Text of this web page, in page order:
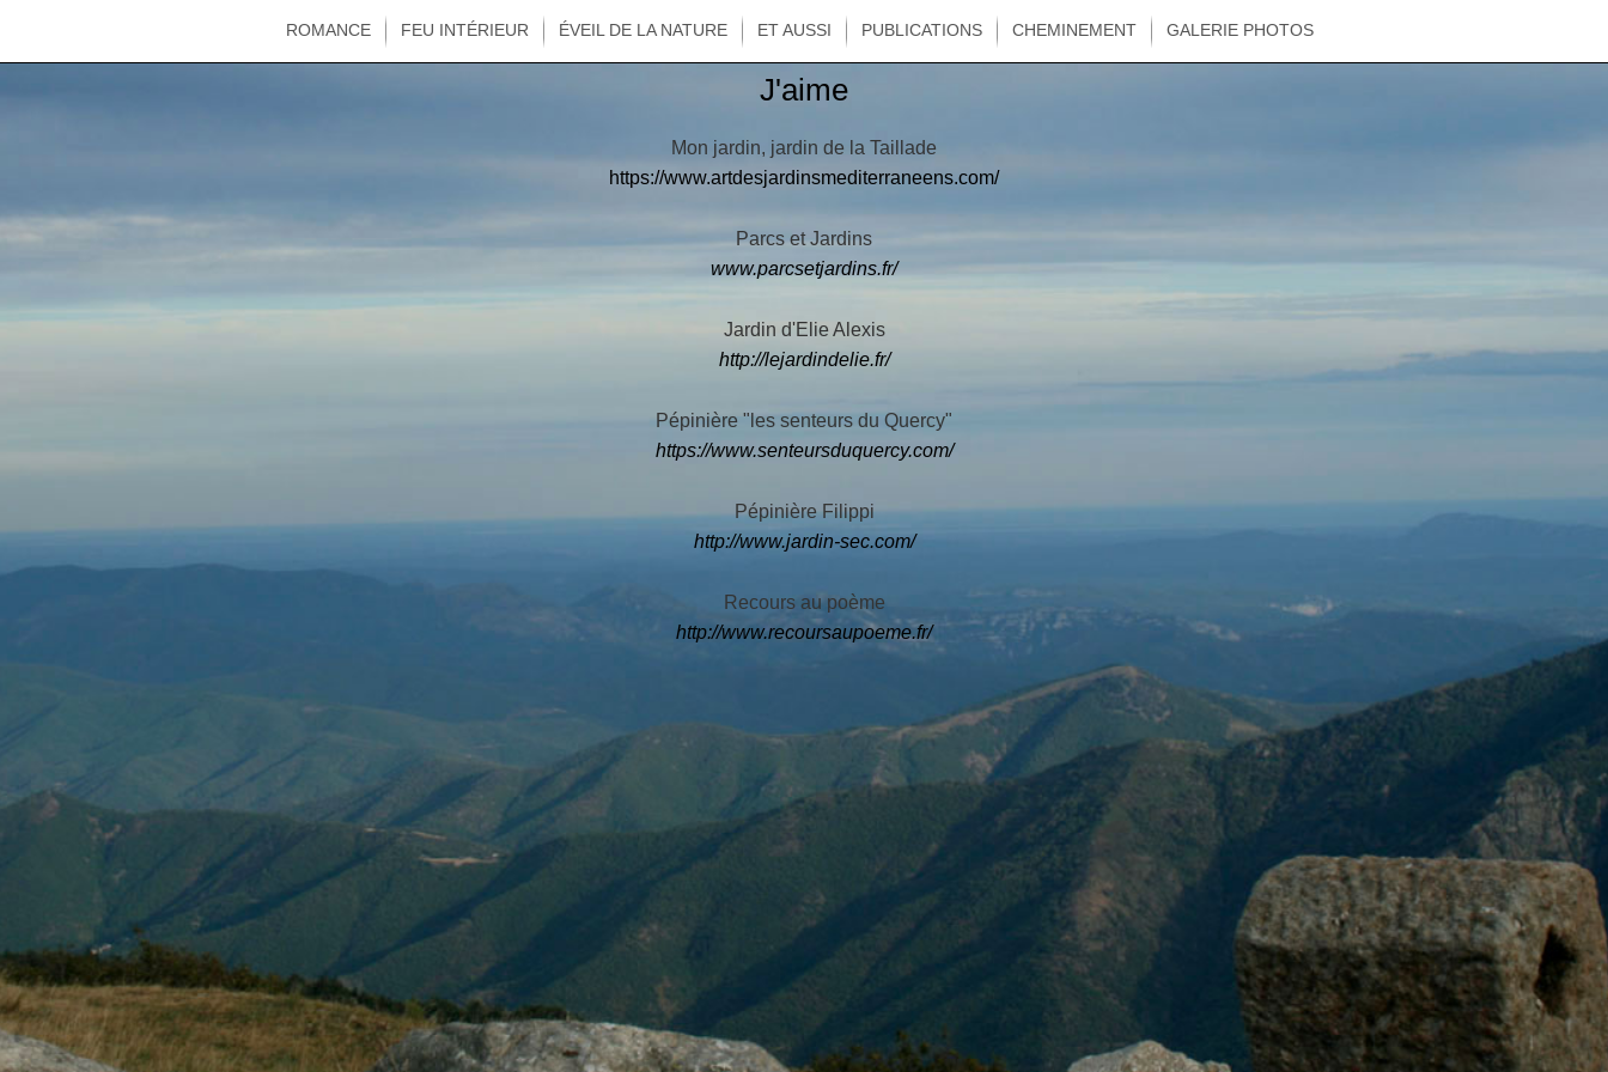
ROMANCE FEU INTÉRIEUR ÉVEIL DE LA NATURE ET AUSSI PUBLICATIONS CHEMINEMENT GALERIE PHOTOS
J'aime
Mon jardin, jardin de la Taillade
https://www.artdesjardinsmediterraneens.com/
Parcs et Jardins
www.parcsetjardins.fr/
Jardin d'Elie Alexis
http://lejardindelie.fr/
Pépinière "les senteurs du Quercy"
https://www.senteursduquercy.com/
Pépinière Filippi
http://www.jardin-sec.com/
Recours au poème
http://www.recoursaupoeme.fr/